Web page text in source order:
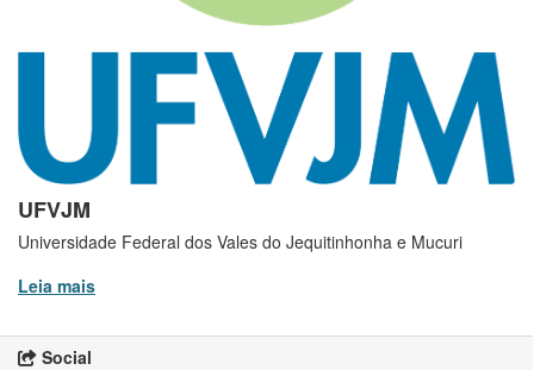
UFVJM
Universidade Federal dos Vales do Jequitinhonha e Mucuri
Leia mais
Social